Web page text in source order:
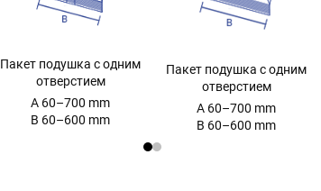
Пакет подушка с одним
отверстием
A 60–700 mm
B 60–600 mm
Пакет подушка с одним
отверстием
A 60–700 mm
B 60–600 mm